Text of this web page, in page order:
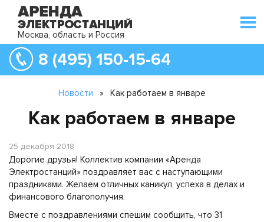
Москва, область и Россия
8 (495) 150-15-64
Новости » Как работаем в январе
Как работаем в январе
25 декабря 2018
Дорогие друзья! Коллектив компании «Аренда
Электростанций» поздравляет вас с наступающими
праздниками. Желаем отличных каникул, успеха в делах и
финансового благополучия.
Вместе с поздравлениями спешим сообщить, что 31